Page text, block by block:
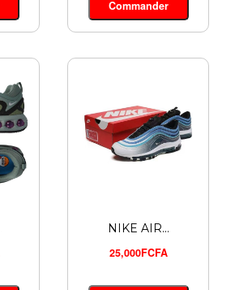
Commander
Commander
NIKE AIR...
25,000FCFA